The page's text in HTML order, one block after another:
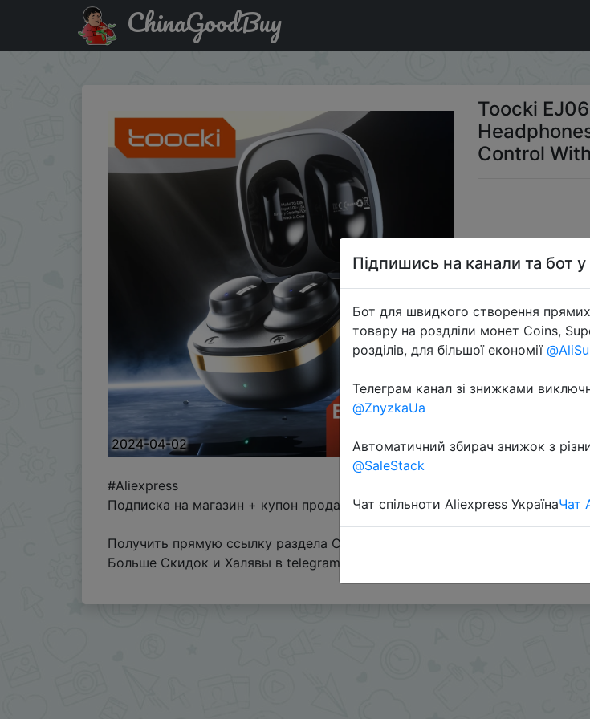
Придбати по знижці PL4PWWKWCPJQ Toocki EJ06 TWS Bluetooth Earphones Wireless
ChinaGoodBuy
2024-04-02
Toocki
Control
#Aliexpress
Подписка на магазин + купон продавца $1 (промокод PL4PWWKWCPJQ)
Получить прямую ссылку раздела Coins или SuperDeals на
Больше Скидок и Халявы в telegram
Підпишись на канали та бот
Бот для швидкого створення
товару на роздліли монет Coins,
розділів, для більшої економії
Телеграм канал зі знижками
@ZnyzkaUa
Автоматичний збирач знижок з
@SaleStack
Чат спільноти Aliexpress УкраїнаЧат